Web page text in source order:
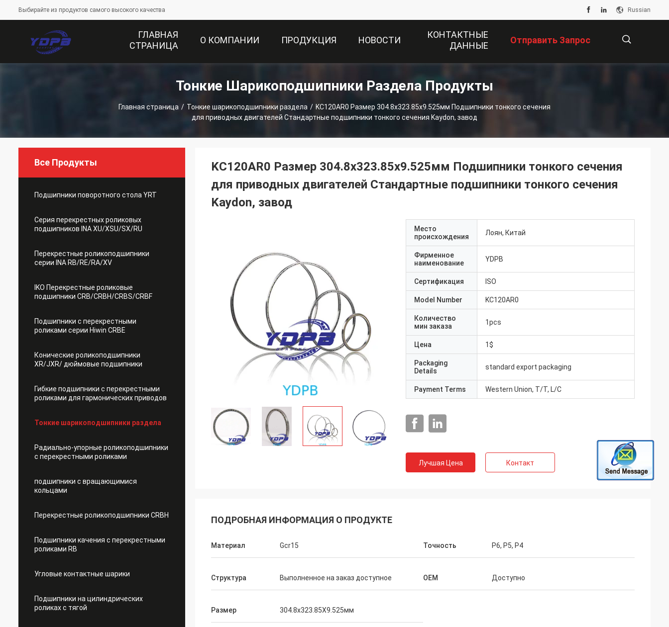
Выбирайте из продуктов самого высокого качества Russian
ГЛАВНАЯ
СТРАНИЦА
О КОМПАНИИ ПРОДУКЦИЯ НОВОСТИ
КОНТАКТНЫЕ
ДАННЫЕ
Отправить Запрос
Тонкие Шарикоподшипники Раздела Продукты
Главная страница / Тонкие шарикоподшипники раздела / KC120AR0 Размер 304.8x323.85x9.525мм Подшипники тонкого сечения
для приводных двигателей Стандартные подшипники тонкого сечения Kaydon, завод
Все Продукты
Подшипники поворотного стола YRT
Серия перекрестных роликовых
подшипников INA XU/XSU/SX/RU
Перекрестные роликоподшипники
серии INA RB/RE/RA/XV
IKO Перекрестные роликовые
подшипники CRB/CRBH/CRBS/CRBF
Подшипники с перекрестными
роликами серии Hiwin CRBE
Конические роликоподшипники
XR/JXR/ дюймовые подшипники
Гибкие подшипники с перекрестными
роликами для гармонических приводов
Тонкие шарикоподшипники раздела
Радиально-упорные роликоподшипники
с перекрестными роликами
подшипники с вращающимися
кольцами
Перекрестные роликоподшипники CRBH
Подшипники качения с перекрестными
роликами RB
Угловые контактные шарики
Подшипники на цилиндрических
роликах с тягой
KC120AR0 Размер 304.8x323.85x9.525мм Подшипники тонкого сечения
для приводных двигателей Стандартные подшипники тонкого сечения
Kaydon, завод
Место
происхождения
Лоян, Китай
Фирменное
наименование
YDPB
Сертификация ISO
Model Number KC120AR0
Количество
мин заказа
1pcs
Цена 1$
Packaging
Details
standard export packaging
Payment Terms Western Union, T/T, L/C
Лучшая Цена Контакт
ПОДРОБНАЯ ИНФОРМАЦИЯ О ПРОДУКТЕ
Материал Gcr15 Точность P6, P5, P4
Структура Выполненное на заказ доступное OEM Доступно
Размер 304.8x323.85X9.525мм